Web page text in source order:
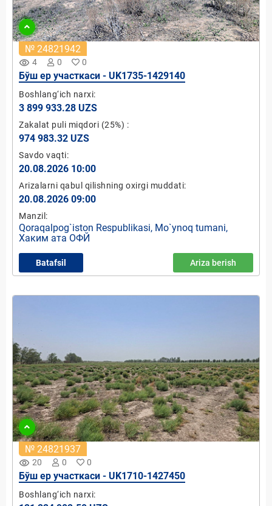
remove_red_eye 4 0 0
№ 24821942
Бўш ер участкаси - UK1735-1429140
Boshlang‘ich narxi:
3 899 933.28 UZS
Zakalat puli miqdori (25%) :
974 983.32 UZS
Savdo vaqti:
20.08.2026 10:00
Arizalarni qabul qilishning oxirgi muddati:
20.08.2026 09:00
Manzil:
Qoraqalpog`iston Respublikasi, Mo`ynoq tumani,
Хаким ата ОФЙ
Batafsil Ariza berish
remove_red_eye 20 0 0
№ 24821937
Бўш ер участкаси - UK1710-1427450
Boshlang‘ich narxi: